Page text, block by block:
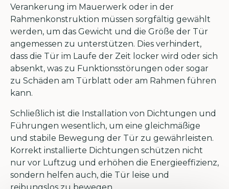
Verankerung im Mauerwerk oder in der
Rahmenkonstruktion müssen sorgfältig gewählt
werden, um das Gewicht und die Größe der Tür
angemessen zu unterstützen. Dies verhindert,
dass die Tür im Laufe der Zeit locker wird oder sich
absenkt, was zu Funktionsstörungen oder sogar
zu Schäden am Türblatt oder am Rahmen führen
kann.
Schließlich ist die Installation von Dichtungen und
Führungen wesentlich, um eine gleichmäßige
und stabile Bewegung der Tür zu gewährleisten.
Korrekt installierte Dichtungen schützen nicht
nur vor Luftzug und erhöhen die Energieeffizienz,
sondern helfen auch, die Tür leise und